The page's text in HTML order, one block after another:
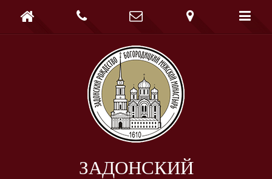
ЗАДОНСКИЙ
    